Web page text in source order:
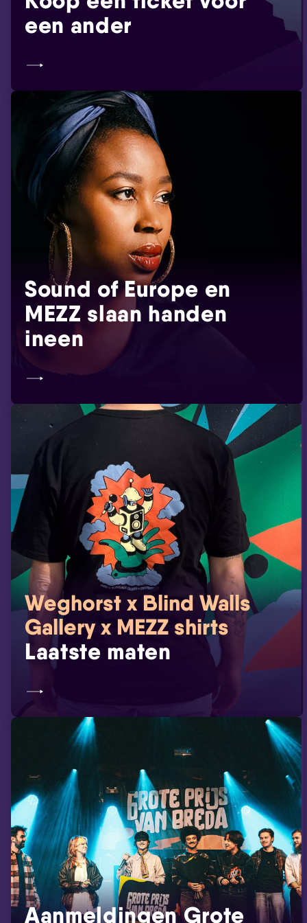
Skip navigatie
een ander
Sound of Europe en
MEZZ slaan handen
ineen
Weghorst x Blind Walls
Gallery x MEZZ shirts
Laatste maten
Aanmeldingen Grote